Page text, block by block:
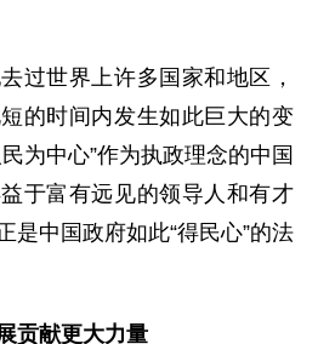
世界上许多国家和地区，
的时间内发生如此巨大的变
为中心”作为执政理念的中国
于富有远见的领导人和有才
是中国政府如此“得民心”的法
贡献更大力量